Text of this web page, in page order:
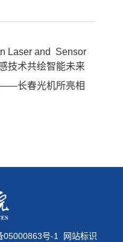
Laser and Sensor
技术共绘智能未来
长春光机所亮相
05000863号-1 网站标识